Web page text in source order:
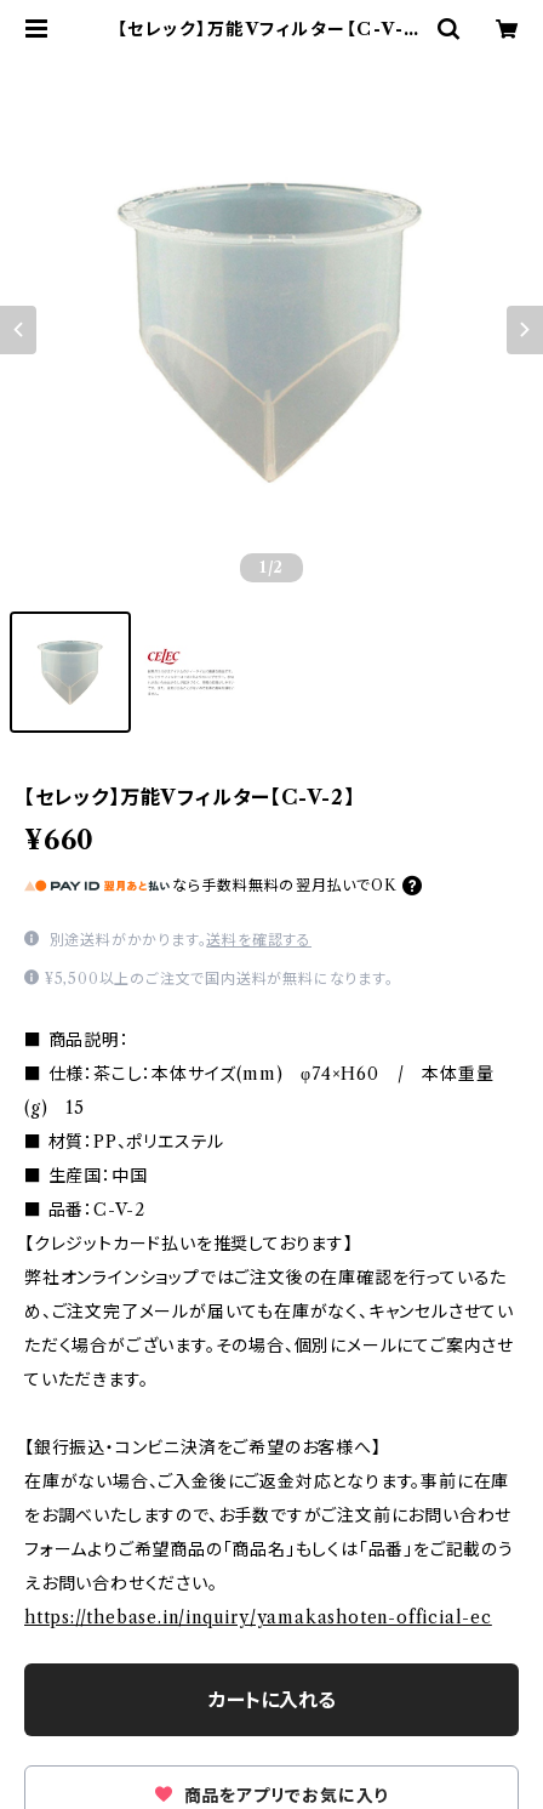
【セレック】万能Vフィルター【C-V-2】
1 /2
【セレック】万能Vフィルター【C-V-2】
¥660
なら 手数料無料の 翌月払いでOK
別途送料がかかります。送料を確認する
¥5,500以上のご注文で国内送料が無料になります。
■ 商品説明：
■ 仕様：茶こし：本体サイズ(mm) φ74×H60 / 本体重量
(g) 15
■ 材質：PP、ポリエステル
■ 生産国：中国
■ 品番：C-V-2
【クレジットカード払いを推奨しております】
弊社オンラインショップではご注文後の在庫確認を行っているた
め、ご注文完了メールが届いても在庫がなく、キャンセルさせてい
ただく場合がございます。その場合、個別にメールにてご案内させ
ていただきます。
【銀行振込・コンビニ決済をご希望のお客様へ】
在庫がない場合、ご入金後にご返金対応となります。事前に在庫
をお調べいたしますので、お手数ですがご注文前にお問い合わせ
フォームよりご希望商品の「商品名」もしくは「品番」をご記載のう
えお問い合わせください。
https://thebase.in/inquiry/yamakashoten-official-ec
カートに入れる
商品をアプリでお気に入り